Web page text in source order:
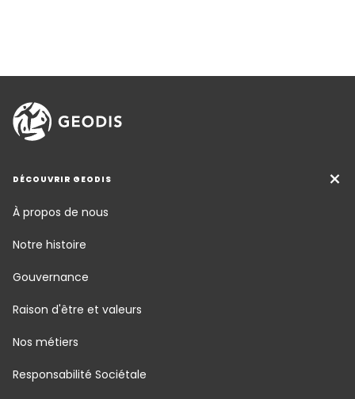
DÉCOUVRIR GEODIS
À propos de nous
Notre histoire
Gouvernance
Raison d'être et valeurs
Nos métiers
Responsabilité Sociétale